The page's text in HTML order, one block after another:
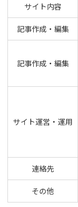
サイト内容
記事作成・編集
記事作成・編集
サイト運営・運用
連絡先
その他